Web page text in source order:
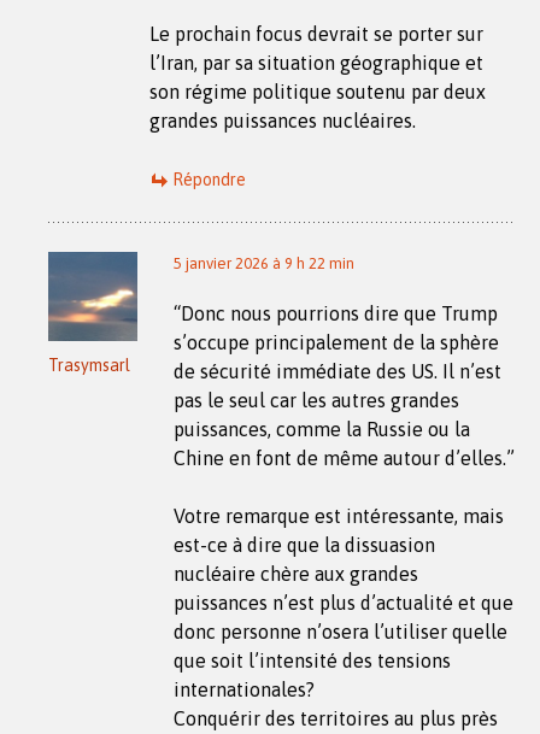
Le prochain focus devrait se porter sur
l’Iran, par sa situation géographique et
son régime politique soutenu par deux
grandes puissances nucléaires.
Répondre
Trasymsarl
5 janvier 2026 à 9 h 22 min
“Donc nous pourrions dire que Trump
s’occupe principalement de la sphère
de sécurité immédiate des US. Il n’est
pas le seul car les autres grandes
puissances, comme la Russie ou la
Chine en font de même autour d’elles.”
Votre remarque est intéressante, mais
est-ce à dire que la dissuasion
nucléaire chère aux grandes
puissances n’est plus d’actualité et que
donc personne n’osera l’utiliser quelle
que soit l’intensité des tensions
internationales?
Conquérir des territoires au plus près